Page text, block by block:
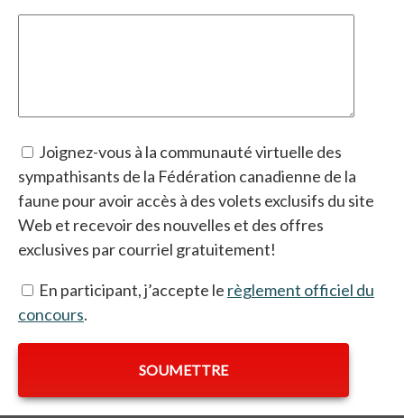
Joignez-vous à la communauté virtuelle des
sympathisants de la Fédération canadienne de la
faune pour avoir accès à des volets exclusifs du site
Web et recevoir des nouvelles et des offres
exclusives par courriel gratuitement!
En participant, j’accepte le règlement officiel du
concourss’ouvre dans un nouvel onglet
.